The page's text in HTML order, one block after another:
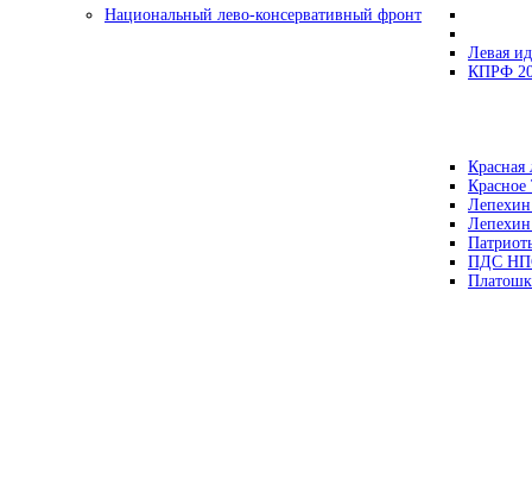
Национальный лево-консервативный фронт
Левая
КПРФ
Красная
ПДС